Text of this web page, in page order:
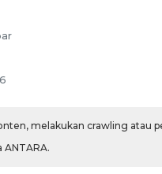
melakukan crawling atau